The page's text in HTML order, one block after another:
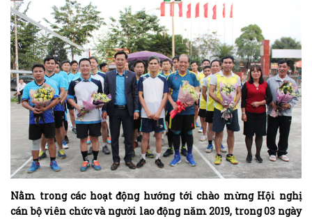
Nằm trong các hoạt động hướng tới chào mừng Hội nghị
cán bộ viên chức và người lao động năm 2019, trong 03 ngày